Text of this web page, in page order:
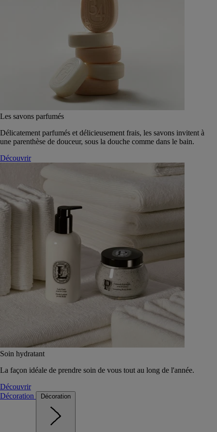
Les savons parfumés
Délicatement parfumés et délicieusement frais, les savons invitent à
une parenthèse de douceur, sous la douche comme dans le bain.
Découvrir
Soin hydratant
La façon idéale de prendre soin de vous tout au long de l'année.
Découvrir
Décoration
Décoration